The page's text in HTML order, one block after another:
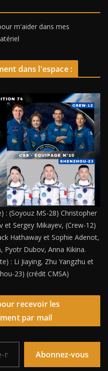
m'aider dans mes
dans l'espace :
: (Soyouz MS-28) Christopher
et Sergey Mikayev, (Crew-12)
Hathaway et Sophie Adenot,
Pyotr Dubov, Anna Kikina.
: Li Jiaying, Zhu Yangzhu et
23) (crédit CMSA)
recevoir les
par mail
Abonnez-vous